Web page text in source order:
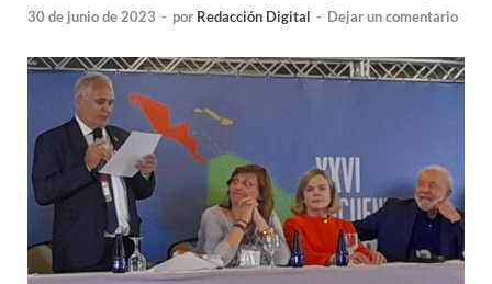
30 de junio de 2023 - por Redacción Digital - Dejar un comentario